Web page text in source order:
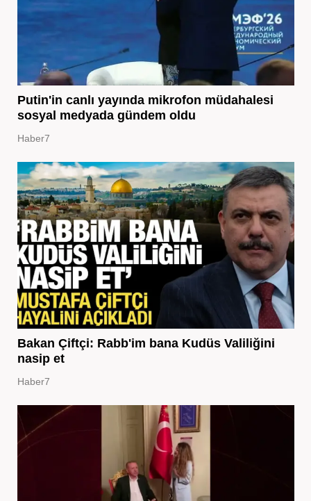
Putin'in canlı yayında mikrofon müdahalesi
sosyal medyada gündem oldu
Haber7
Bakan Çiftçi: Rabb'im bana Kudüs Valiliğini
nasip et
Haber7